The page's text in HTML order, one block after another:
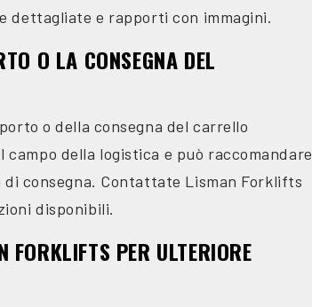
dettagliate e rapporti con immagini.
O LA CONSEGNA DEL
o della consegna del carrello
della logistica e può raccomandare
consegna. Contattate Lisman Forklifts
disponibili.
PER ULTERIORE